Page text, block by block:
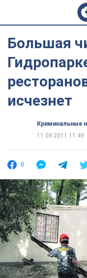
Большая
исчезнет
Криминальные
11.08.2011 11:49
0